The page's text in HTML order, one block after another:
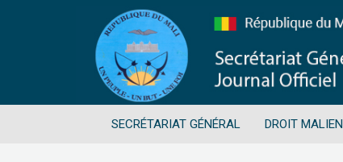
SECRÉTARIAT GÉNÉRAL DROIT MALIEN